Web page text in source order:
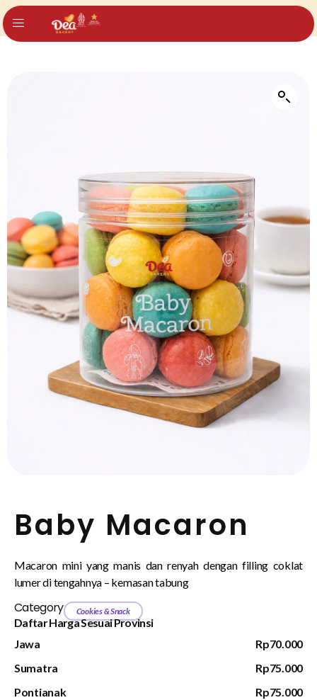
Baby Macaron
Macaron mini yang manis dan renyah dengan filling coklat
lumer di tengahnya – kemasan tabung
Category Cookies & Snack
Daftar Harga Sesuai Provinsi
Jawa
Rp70.000
Sumatra
Rp75.000
Pontianak
Rp75.000